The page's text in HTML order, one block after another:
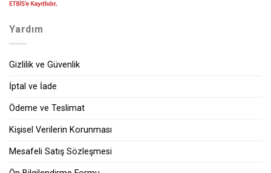
Yardım
Gizlilik ve Güvenlik
İptal ve İade
Ödeme ve Teslimat
Kişisel Verilerin Korunması
Mesafeli Satış Sözleşmesi